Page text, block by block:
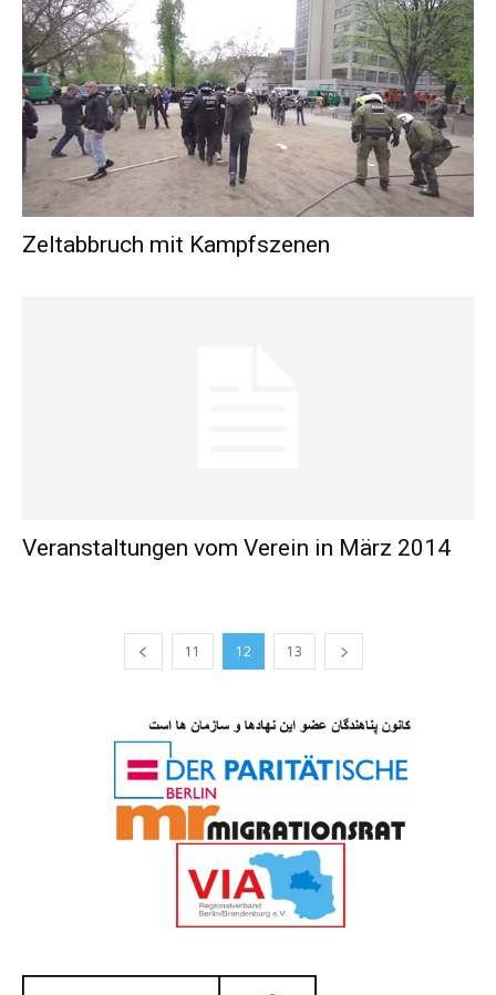
Zeltabbruch mit Kampfszenen
Veranstaltungen vom Verein in März 2014
11 12 13